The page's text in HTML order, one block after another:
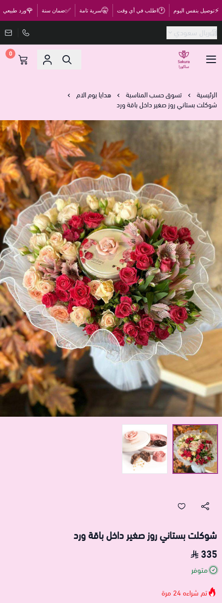
⚡توصيل بنفس اليوم 🕐اطلب في أي وقت 🤫سرية تامة ✅ضمان سنة 🌹ورد طبيعي
ريال سعودي
متجر ساكورا
0
الرئيسية تسوق حسب المناسبة
هدايا يوم الام
شوكلت بستاني روز صغير داخل باقة ورد
شوكلت بستاني روز صغير داخل باقة ورد
335
متوفر
تم شراءه24 مرة